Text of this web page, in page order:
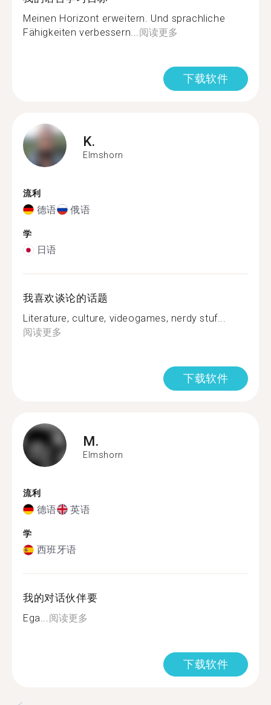
Meinen Horizont erweitern. Und sprachliche
Fähigkeiten verbessern...阅读更多
下载软件
K.
Elmshorn
流利
德语 俄语
学
日语
我喜欢谈论的话题
Literature, culture, videogames, nerdy stuf...
阅读更多
下载软件
M.
Elmshorn
流利
德语 英语
学
西班牙语
我的对话伙伴要
Ega...阅读更多
下载软件